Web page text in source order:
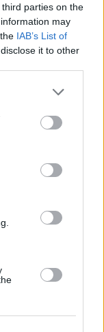
parties on the
may
IAB’s List of
it to other
Prima sport k